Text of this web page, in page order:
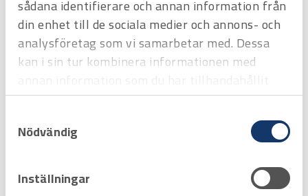
sådana identifierare och annan information från
din enhet till de sociala medier och annons- och
analysföretag som vi samarbetar med. Dessa
kan i sin tur kombinera informationen med
eller som de har samlat in när du har använt
Nödvändig
Inställningar
Art.nrH3114206
Vinghjulsgivare Testo (ø 100 mm) med Bluetooth
till Testo 400